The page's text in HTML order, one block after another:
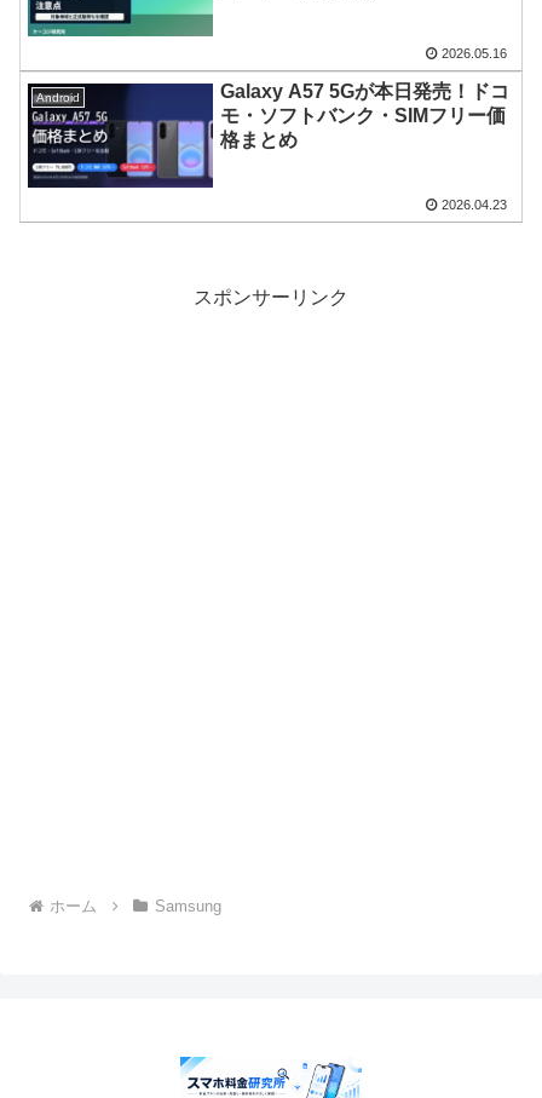
2026.05.16
Android
Galaxy A57 5Gが本日発売！ドコ
モ・ソフトバンク・SIMフリー価
格まとめ
2026.04.23
スポンサーリンク
ホーム Samsung